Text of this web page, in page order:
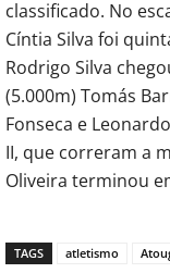
classificado. No
Cíntia Silva foi
Rodrigo Silva
(5.000m) Tomás
Fonseca e
II, que correram a
Oliveira terminou
TAGS atletismo